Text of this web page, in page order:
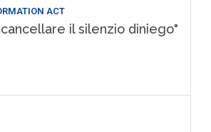
ACT
cancellare il silenzio diniego"